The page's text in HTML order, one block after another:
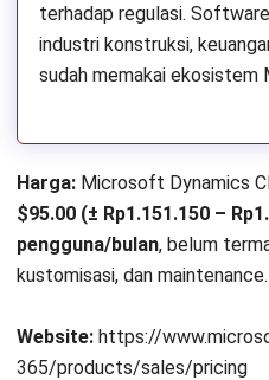
terhadap regulasi.
industri konstruksi,
sudah memakai ekosistem
Harga: Microsoft Dynamics
$95.00 (± Rp1.151.150 –
pengguna/bulan, belum
kustomisasi, dan maintenance.
Website: https://
365/products/sales/pricing